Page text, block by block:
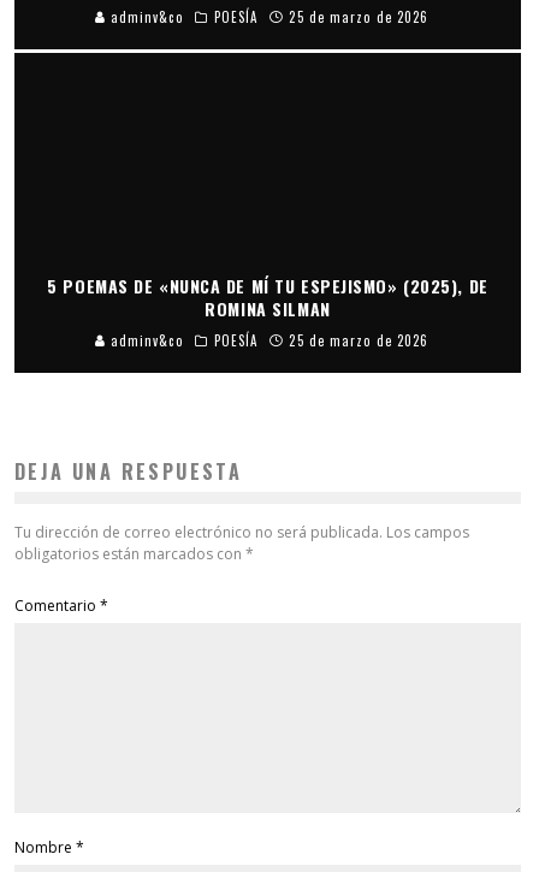
adminv&co POESÍA 25 de marzo de 2026
5 POEMAS DE «NUNCA DE MÍ TU ESPEJISMO» (2025), DE
ROMINA SILMAN
adminv&co POESÍA 25 de marzo de 2026
DEJA UNA RESPUESTA
Tu dirección de correo electrónico no será publicada. Los campos
obligatorios están marcados con *
Comentario *
Nombre *